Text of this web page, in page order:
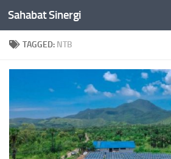
Skip to content
Sahabat Sinergi
TAGGED: NTB